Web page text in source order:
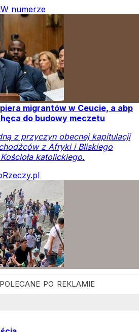
W numerze
migrantów w Ceucie, a abp
do budowy meczetu
z przyczyn obecnej kapitulacji
z Afryki i Bliskiego
katolickiego.